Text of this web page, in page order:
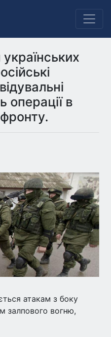
операції в
атакам з боку
залпового вогню,